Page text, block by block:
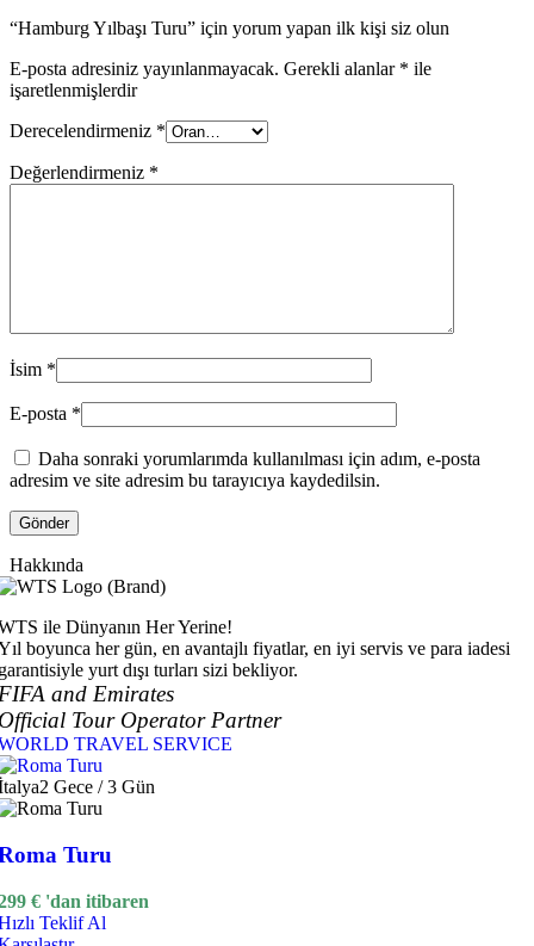
“Hamburg Yılbaşı Turu” için yorum yapan ilk kişi siz olun
E-posta adresiniz yayınlanmayacak. Gerekli alanlar * ile
işaretlenmişlerdir
Derecelendirmeniz *
Değerlendirmeniz *
İsim *
E-posta *
Daha sonraki yorumlarımda kullanılması için adım, e-posta
adresim ve site adresim bu tarayıcıya kaydedilsin.
Hakkında
ile Dünyanın Her Yerine!
boyunca her gün, en avantajlı fiyatlar, en iyi servis ve para iadesi
yurt dışı turları sizi bekliyor.
and Emirates
Tour Operator Partner
TRAVEL SERVICE
2 Gece / 3 Gün
Turu
€ 'dan itibaren
Teklif Al